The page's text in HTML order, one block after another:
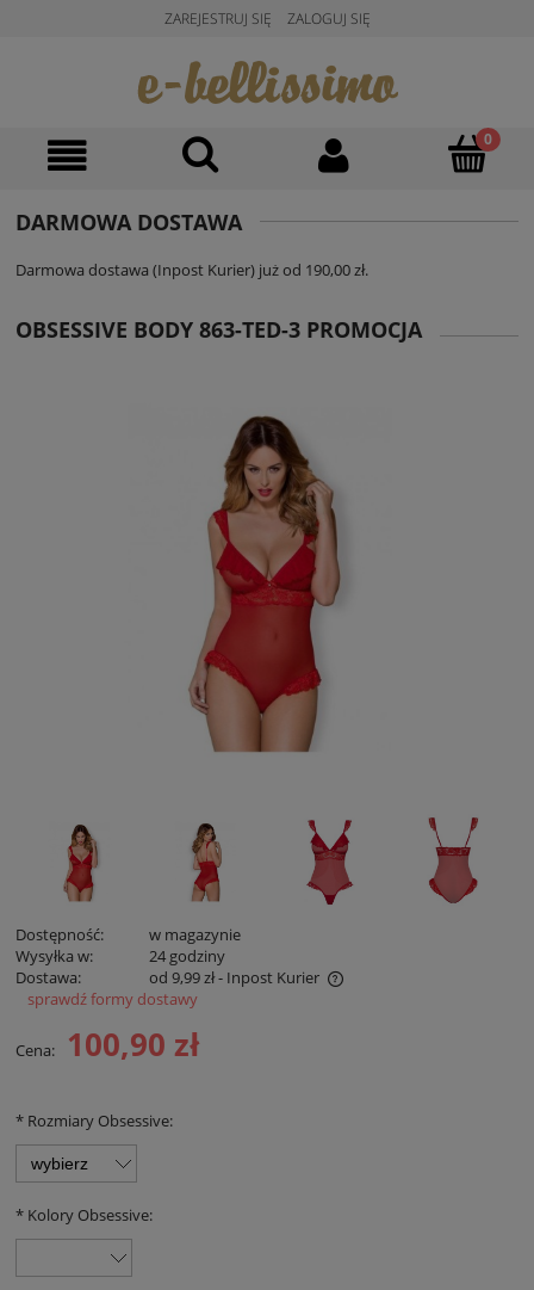
ZAREJESTRUJ SIĘ ZALOGUJ SIĘ
DARMOWA DOSTAWA
Darmowa dostawa (Inpost Kurier) już od 190,00 zł.
OBSESSIVE BODY 863-TED-3 PROMOCJA
Dostępność:
w magazynie
Wysyłka w:
24 godziny
Dostawa:
od 9,99 zł- Inpost Kurier
Cena zawiera koszty płatności online
sprawdź formy dostawy
Cena: 100,90 zł
* Rozmiary Obsessive:
* Kolory Obsessive: